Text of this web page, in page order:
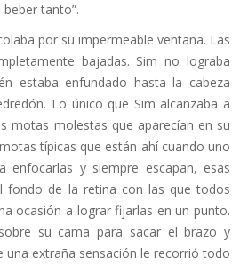
tanto”.
por su impermeable ventana. Las
bajadas. Sim no lograba
estaba enfundado hasta la cabeza
Lo único que Sim alcanzaba a
motas molestas que aparecían en su
típicas que están ahí cuando uno
enfocarlas y siempre escapan, esas
fondo de la retina con las que todos
ocasión a lograr fijarlas en un punto.
su cama para sacar el brazo y
una extraña sensación le recorrió todo